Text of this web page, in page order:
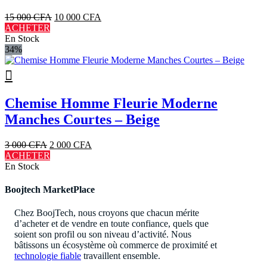
15 000CFA Le
15
10 000 CFA
10
ACHETER
En Stock
34%
Chemise Homme Fleurie Moderne
Manches Courtes – Beige
3 000CFA Le
3
2 000 CFA
2
ACHETER
En Stock
Boojtech MarketPlace
Chez BoojTech, nous croyons que chacun mérite
d’acheter et de vendre en toute confiance, quels que
soient son profil ou son niveau d’activité. Nous
bâtissons un écosystème où commerce de proximité et
technologie fiable travaillent ensemble.